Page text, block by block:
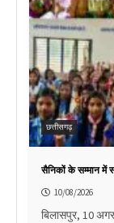
छत्तीसगढ़
सैनिकों के सम्मान में
10/08/2026
बिलासपुर, 10